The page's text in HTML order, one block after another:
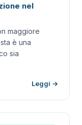
nel
maggiore
è una
sia
Leggi →